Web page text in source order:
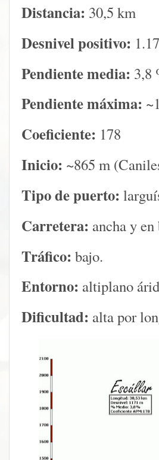
Distancia: 30,5 km
Desnivel positivo:
Pendiente media: 3,8
Pendiente máxima:
Coeficiente: 178
Inicio: ~865 m
Tipo de puerto:
Carretera: ancha y
Tráfico: bajo.
Entorno: altiplano
Dificultad: alta por